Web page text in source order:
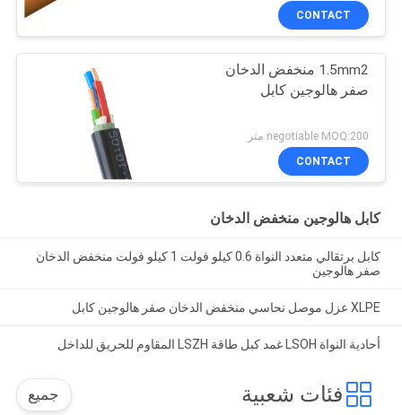
CONTACT
1.5mm2 منخفض الدخان
صفر هالوجين كابل
negotiable MOQ:200 متر
CONTACT
كابل هالوجين منخفض الدخان
كابل برتقالي متعدد النواة 0.6 كيلو فولت 1 كيلو فولت منخفض الدخان
صفر هالوجين
XLPE عزل موصل نحاسي منخفض الدخان صفر هالوجين كابل
أحادية النواة LSOH غمد كبل طاقة LSZH المقاوم للحريق للداخل
فئات شعبية جميع